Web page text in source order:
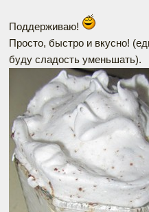
Поддерживаю!
Просто, быстро и вкусно!
буду сладость уменьшать).